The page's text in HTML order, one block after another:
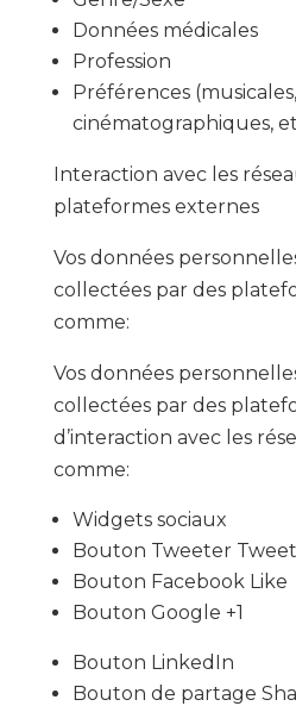
Données médicales
Profession
Préférences
cinématographiques,
Interaction avec les
plateformes externes
Vos données
collectées par des
comme:
Vos données
collectées par des
d’interaction avec les
comme:
Widgets sociaux
Bouton Tweeter Tweet
Bouton Facebook Like
Bouton Google +1
Bouton LinkedIn
Bouton de partage